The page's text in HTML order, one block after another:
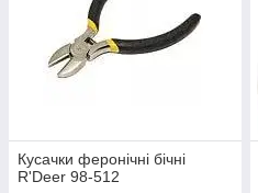
Кусачки феронічні бічні
R'Deer 98-512